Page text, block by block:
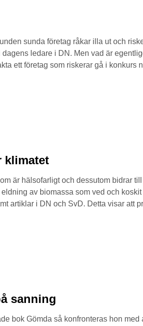
sunda företag råkar illa ut och
ledare i DN. Men vad är
ett företag som riskerar gå i konkurs
klimatet
är hälsofarligt och dessutom bidrar
av biomassa som ved och
artiklar i DN och SvD. Detta visar att
sanning
bok Gömda så konfronteras hon